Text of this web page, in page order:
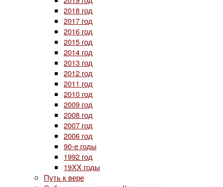
2018 год
2017 год
2016 год
2015 год
2014 год
2013 год
2012 год
2011 год
2010 год
2009 год
2008 год
2007 год
2006 год
90-е годы
1992 год
19ХХ годы
Путь к вере